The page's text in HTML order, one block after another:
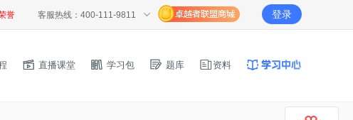
誉 客服热线：400-111-9811 登录
直播课堂 学习包 题库 资料